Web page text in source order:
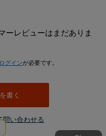
問い合わせる
ーレビューはまだありま
ログインが必要です。
書く